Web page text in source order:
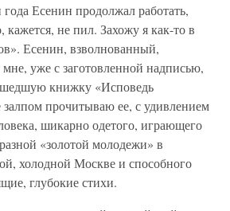
Есенин продолжал работать,
кажется, не пил. Захожу я как-то в
Есенин, взволнованный,
уже с заготовленной надписью,
книжку «Исповедь
залпом прочитываю ее, с удивлением
шикарно одетого, играющего
«золотой молодежи» в
холодной Москве и способного
глубокие стихи.